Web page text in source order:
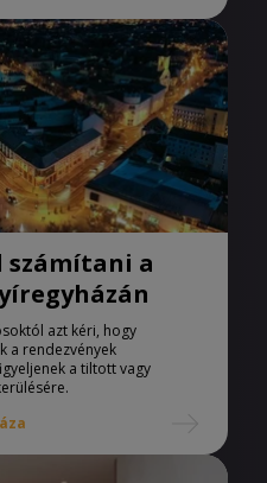
számítani a
azt kéri, hogy
a rendezvények
a tiltott vagy